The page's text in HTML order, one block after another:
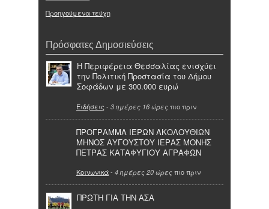
Προηγούμενα τεύχη
Πρόσφατες Δημοσιεύσεις
Η Περιφέρεια Θεσσαλίας ενισχύει
την Πολιτική Προστασία του Δήμου
Σοφάδων με 300.000 ευρώ
Ειδήσεις - 3 ημέρες 16 ώρες πιο πριν
ΠΡΟΓΡΑΜΜΑ ΙΕΡΩΝ ΑΚΟΛΟΥΘΙΩΝ
ΜΗΝΟΣ ΑΥΓΟΥΣΤΟΥ ΙΕΡΑΣ ΜΟΝΗΣ
ΠΕΤΡΑΣ ΚΑΤΑΦΥΓΙΟΥ ΑΓΡΑΦΩΝ
Κοινωνικά- 4 ημέρες 20 ώρες πιο πριν
ΠΡΩΤΗ ΓΙΑ ΤΗΝ ΑΣΑ